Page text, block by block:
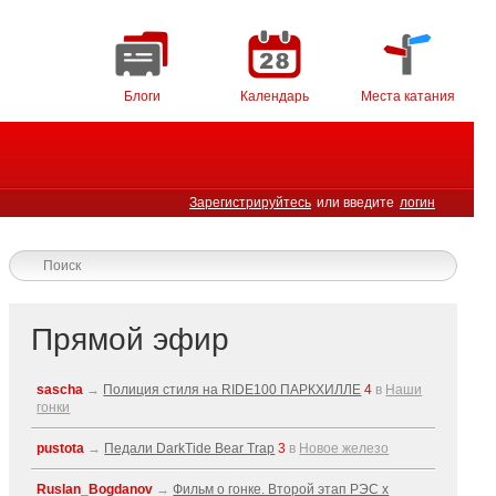
Блоги Календарь Места катания
Зарегистрируйтесь или введите логин
Прямой эфир
sascha → Полиция стиля на RIDE100 ПАРКХИЛЛЕ 4 в Наши
гонки
pustota → Педали DarkTide Bear Trap 3 в Новое железо
Ruslan_Bogdanov →Фильм о гонке. Второй этап РЭС x